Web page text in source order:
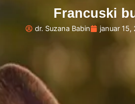
Francuski
dr. Suzana Babin januar 15,